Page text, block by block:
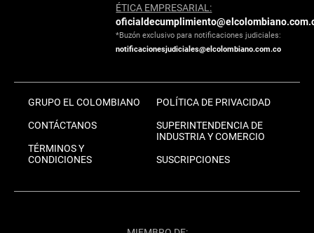
ÉTICA EMPRESARIAL:
*Buzón exclusivo para notificaciones judiciales:
notificacionesjudiciales@elcolombiano.com.co
GRUPO EL COLOMBIANO
CONTÁCTANOS
TÉRMINOS Y
CONDICIONES
POLÍTICA DE PRIVACIDAD
SUPERINTENDENCIA DE
INDUSTRIA Y COMERCIO
SUSCRIPCIONES